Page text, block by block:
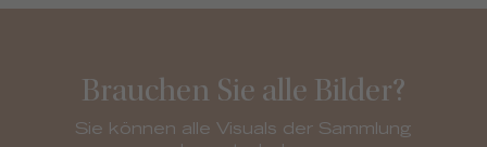
Brauchen Sie alle Bilder?
Sie können alle Visuals der Sammlung